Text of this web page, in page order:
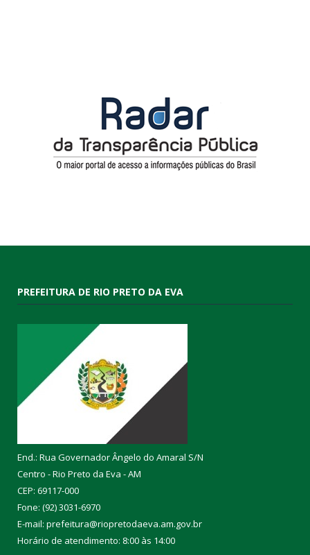
PREFEITURA DE RIO PRETO DA EVA
End.: Rua Governador Ângelo do Amaral S/N
Centro - Rio Preto da Eva - AM
CEP: 69117-000
Fone: (92) 3031-6970
E-mail: prefeitura@riopretodaeva.am.gov.br
Horário de atendimento: 8:00 às 14:00